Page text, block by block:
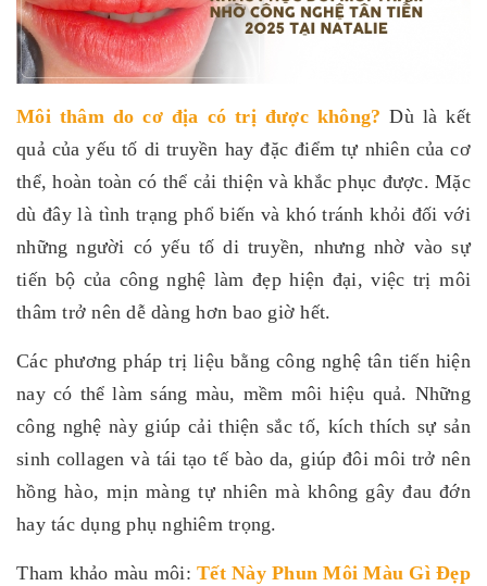
Môi thâm do cơ địa có trị được không? Dù là kết
quả của yếu tố di truyền hay đặc điểm tự nhiên của cơ
thể, hoàn toàn có thể cải thiện và khắc phục được. Mặc
dù đây là tình trạng phổ biến và khó tránh khỏi đối với
những người có yếu tố di truyền, nhưng nhờ vào sự
tiến bộ của công nghệ làm đẹp hiện đại, việc trị môi
thâm trở nên dễ dàng hơn bao giờ hết.
Các phương pháp trị liệu bằng công nghệ tân tiến hiện
nay có thể làm sáng màu, mềm môi hiệu quả. Những
công nghệ này giúp cải thiện sắc tố, kích thích sự sản
sinh collagen và tái tạo tế bào da, giúp đôi môi trở nên
hồng hào, mịn màng tự nhiên mà không gây đau đớn
hay tác dụng phụ nghiêm trọng.
Tham khảo màu môi: Tết Này Phun Môi Màu Gì Đẹp